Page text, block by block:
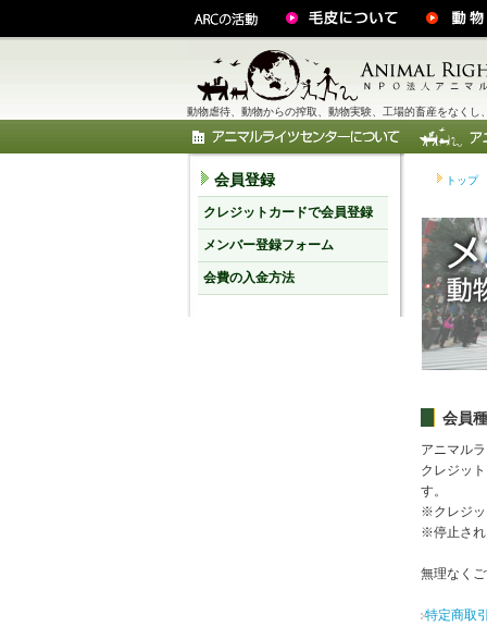
動物虐待、動物からの搾取、動物実験、工場的畜産をなく
トップ
会員
アニマル
クレジッ
す。
※クレジッ
※停止され
無理なく
特定商取
会員登録
クレジットカードで会員登録
メンバー登録フォーム
会費の入金方法